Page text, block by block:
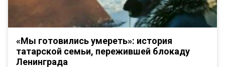
«Мы готовились умереть»: история
татарской семьи, пережившей блокаду
Ленинграда